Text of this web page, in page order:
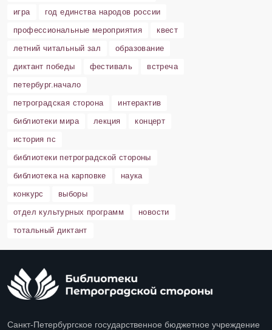
игра
год единства народов россии
профессиональные мероприятия
квест
летний читальный зал
образование
диктант победы
фестиваль
встреча
петербург.начало
петроградская сторона
интерактив
библиотеки мира
лекция
концерт
история пс
библиотеки петроградской стороны
библиотека на карповке
наука
конкурс
выборы
отдел культурных программ
новости
тотальный диктант
Санкт-Петербургское государственное бюджетное учреждение